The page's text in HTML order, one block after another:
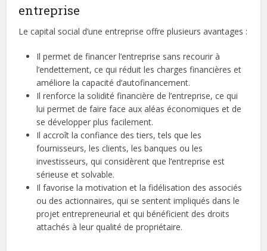
entreprise
Le capital social d’une entreprise offre plusieurs avantages :
Il permet de financer l’entreprise sans recourir à
l’endettement, ce qui réduit les charges financières et
améliore la capacité d’autofinancement.
Il renforce la solidité financière de l’entreprise, ce qui
lui permet de faire face aux aléas économiques et de
se développer plus facilement.
Il accroît la confiance des tiers, tels que les
fournisseurs, les clients, les banques ou les
investisseurs, qui considèrent que l’entreprise est
sérieuse et solvable.
Il favorise la motivation et la fidélisation des associés
ou des actionnaires, qui se sentent impliqués dans le
projet entrepreneurial et qui bénéficient des droits
attachés à leur qualité de propriétaire.